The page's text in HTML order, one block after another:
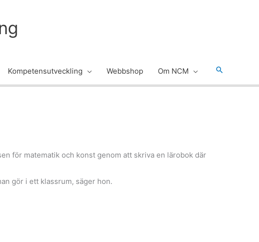
Kompetensutveckling Webbshop Om NCM Sök
för matematik och konst genom att skriva en lärobok där
gör i ett klassrum, säger hon.